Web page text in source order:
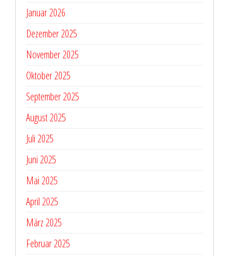
Januar 2026
Dezember 2025
November 2025
Oktober 2025
September 2025
August 2025
Juli 2025
Juni 2025
Mai 2025
April 2025
März 2025
Februar 2025